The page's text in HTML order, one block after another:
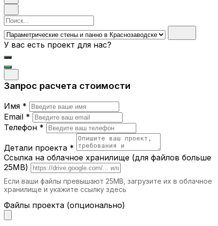
экологически чистые материалы.
Функциональность.
Параметрические
стены могут выступать в роли
декоративных элементов, звукоизоляции
параметрические стены и панно?
Офисы.Создайте креативное рабочее
пространство, которое вдохновляет
сотрудников.
Рестораны и кафе.Уникальные стены и
панно придают заведению атмосферу
эксклюзивности.
Жилые дома.Панно станет акцентом в
гостиной, спальне или холле.
Торговые центры.Декоративные
элементы помогают выделить магазины и
зоны отдыха.
Поиск
У вас есть проект для нас?
Запрос расчета стоимости
Имя *
Email *
Телефон *
Детали проекта *
Ссылка на облачное хранилище (для файлов больше
25MB)
Если ваши файлы превышают 25MB, загрузите их в облачное
хранилище и укажите ссылку здесь
Файлы проекта (опционально)